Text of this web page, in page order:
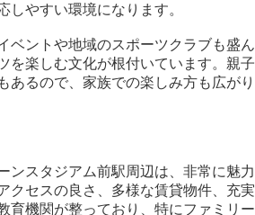
しやすい環境になります。
ベントや地域のスポーツクラブも盛ん
を楽しむ文化が根付いています。親子
あるので、家族での楽しみ方も広がり
ンスタジアム前駅周辺は、非常に魅力
クセスの良さ、多様な賃貸物件、充実
育機関が整っており、特にファミリー